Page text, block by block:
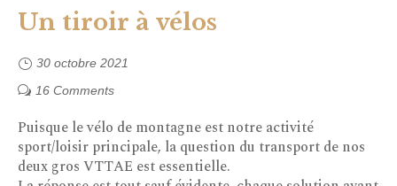
Un tiroir à vélos
30 octobre 2021
16 Comments
Puisque le vélo de montagne est notre activité
sport/loisir principale, la question du transport de nos
deux gros VTTAE est essentielle.